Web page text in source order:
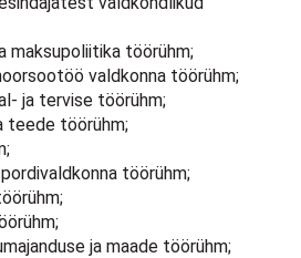
maksupoliitika töörühm;
valdkonna töörühm;
ja tervise töörühm;
teede töörühm;
töörühm;
ja maade töörühm;